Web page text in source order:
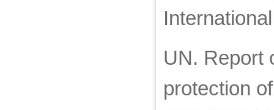
UN. Report
protection